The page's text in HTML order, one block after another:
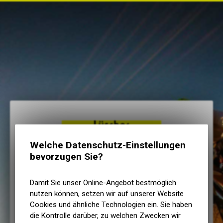
Lüscher Velos Motos
E-Mail eingeben
Passwort eingeben
Welche Datenschutz-Einstellungen
bevorzugen Sie?
Damit Sie unser Online-Angebot bestmöglich
nutzen können, setzen wir auf unserer Website
Cookies und ähnliche Technologien ein. Sie haben
die Kontrolle darüber, zu welchen Zwecken wir